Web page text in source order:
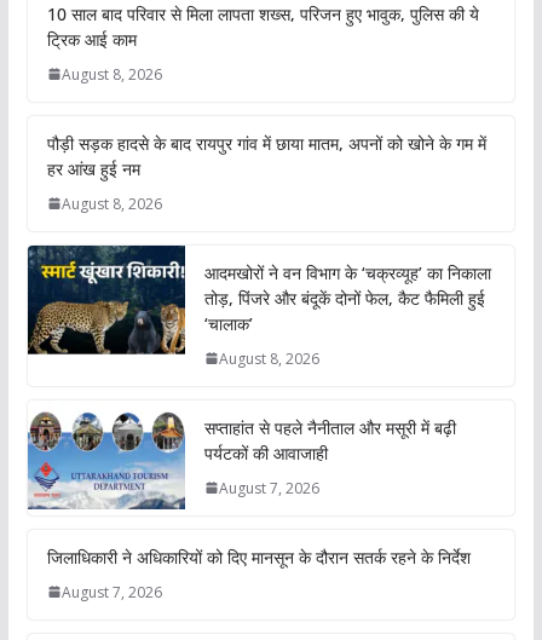
10 साल बाद परिवार से मिला लापता शख्स, परिजन हुए भावुक, पुलिस की ये
ट्रिक आई काम
August 8, 2026
पौड़ी सड़क हादसे के बाद रायपुर गांव में छाया मातम, अपनों को खोने के गम में
हर आंख हुई नम
August 8, 2026
आदमखोरों ने वन विभाग के ‘चक्रव्यूह’ का निकाला
तोड़, पिंजरे और बंदूकें दोनों फेल, कैट फैमिली हुई
‘चालाक’
August 8, 2026
सप्ताहांत से पहले नैनीताल और मसूरी में बढ़ी
पर्यटकों की आवाजाही
August 7, 2026
जिलाधिकारी ने अधिकारियों को दिए मानसून के दौरान सतर्क रहने के निर्देश
August 7, 2026